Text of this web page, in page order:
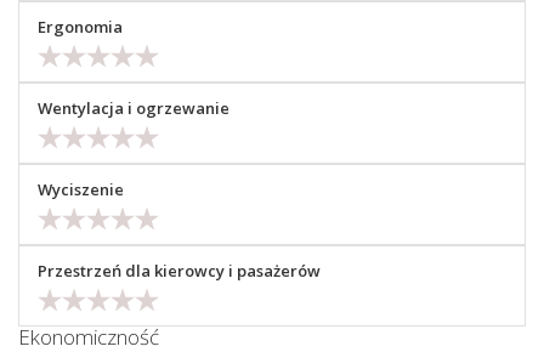
Ergonomia
Wentylacja i ogrzewanie
Wyciszenie
Przestrzeń dla kierowcy i pasażerów
Ekonomiczność